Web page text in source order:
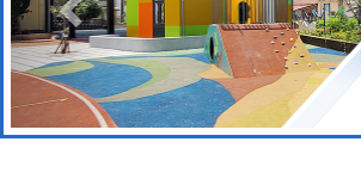
本校115學年